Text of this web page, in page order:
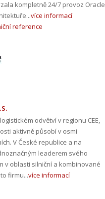
kompletně 24/7 provoz Oracle
více informací
reference
odvětví v regionu CEE,
aktivně působí v osmi
V České republice a na
leaderem svého
v oblasti silniční a kombinované
firmu...více informací